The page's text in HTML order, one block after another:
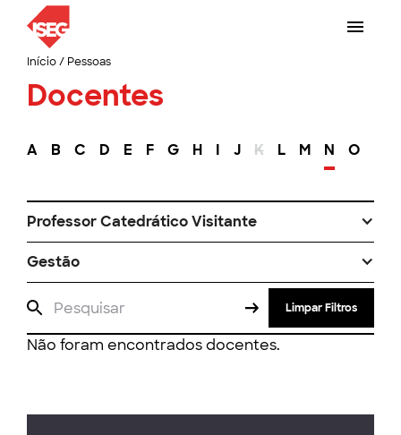
Início/ Pessoas
Docentes
A B C D E F G H I J K L M N O
Professor Catedrático Visitante
Gestão
Limpar Filtros
Não foram encontrados docentes.